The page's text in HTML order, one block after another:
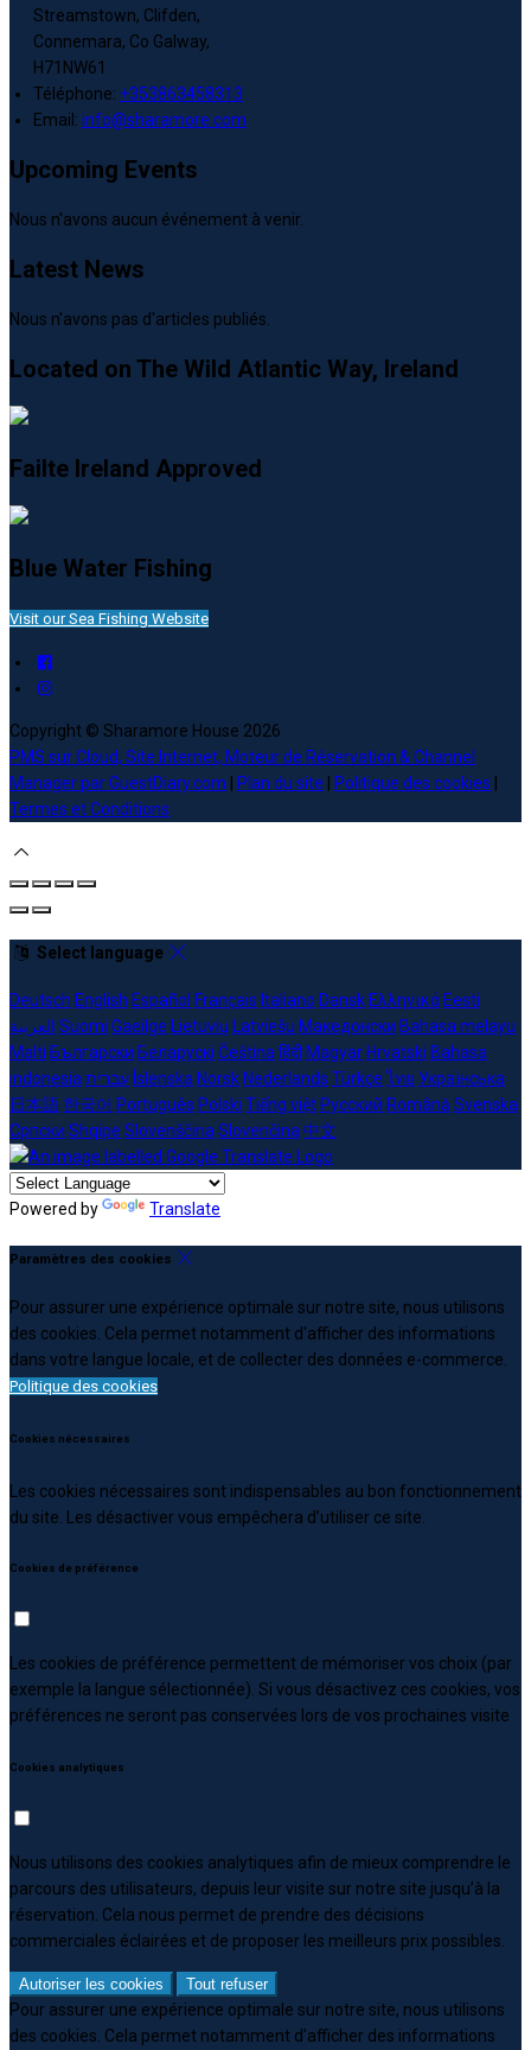
Streamstown, Clifden,
Connemara, Co Galway,
H71NW61
Téléphone: +353863458313
Email: info@sharamore.com
Upcoming Events
Nous n'avons aucun événement à venir.
Latest News
Nous n'avons pas d'articles publiés.
Located on The Wild Atlantic Way, Ireland
Failte Ireland Approved
Blue Water Fishing
Visit our Sea Fishing Website
Copyright © Sharamore House 2026
PMS sur Cloud, Site Internet, Moteur de Réservation & Channel
Manager par GuestDiary.com
Plan du site Politique des cookies
Termes et Conditions
Select language
Deutsch English Español Français Italiano Dansk Ελληνικά Eesti
العربية Suomi Gaeilge Lietuvių Latviešu Македонски Bahasa melayu
Malti Български Беларускі Čeština हिंदी Magyar Hrvatski Bahasa
indonesia עברית Íslenska Norsk Nederlands Türkçe ไทย Українська
日本語 한국어 Português Polski Tiếng việt Русский Română Svenska
Српски Shqipe Slovenščina Slovenčina 中文
Powered by Translate
Paramètres des cookies
Pour assurer une expérience optimale sur notre site, nous utilisons
des cookies. Cela permet notamment d'afficher des informations
dans votre langue locale, et de collecter des données e-commerce.
Politique des cookies
Cookies nécessaires
Les cookies nécessaires sont indispensables au bon fonctionnement
du site. Les désactiver vous empêchera d’utiliser ce site.
Cookies de préférence
Les cookies de préférence permettent de mémoriser vos choix (par
exemple la langue sélectionnée). Si vous désactivez ces cookies, vos
préférences ne seront pas conservées lors de vos prochaines visite
Cookies analytiques
Nous utilisons des cookies analytiques afin de mieux comprendre le
parcours des utilisateurs, depuis leur visite sur notre site jusqu’à la
réservation. Cela nous permet de prendre des décisions
commerciales éclairées et de proposer les meilleurs prix possibles.
Autoriser les cookies Tout refuser
Pour assurer une expérience optimale sur notre site, nous utilisons
des cookies. Cela permet notamment d'afficher des informations